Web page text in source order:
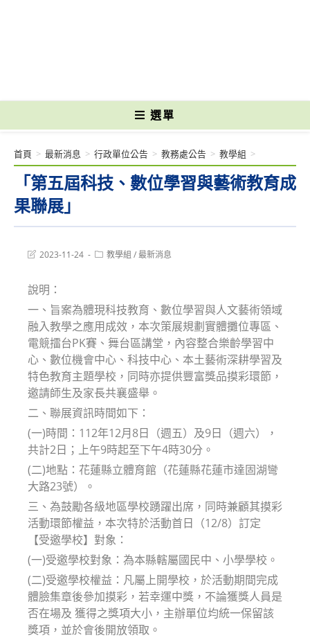
選單
「第五屆科技、數位學習與藝術教育成
果聯展」
首頁 > 最新消息 > 行政單位公告 > 教務處公告 > 教學組 >
Post2023-11-24
Post教學組 /最新消息
說明：
一、旨案為體現科技教育、數位學習與人文藝術領域
融入教學之應用成效，本次策展規劃實體攤位專區、
電競擂台PK賽、舞台區講堂，內容整合樂齡學習中
心、數位機會中心、科技中心、本土藝術深耕學習及
特色教育主題學校，同時亦提供豐富獎品摸彩環節，
邀請師生及家長共襄盛舉。
二、聯展資訊時間如下：
(一)時間：112年12月8日（週五）及9日（週六），
共計2日；上午9時起至下午4時30分。
(二)地點：花蓮縣立體育館（花蓮縣花蓮市達固湖彎
大路23號）。
三、為鼓勵各級地區學校踴躍出席，同時兼顧其摸彩
活動環節權益，本次特於活動首日（12/8）訂定
【受邀學校】對象：
(一)受邀學校對象：為本縣轄屬國民中、小學學校。
(二)受邀學校權益：凡屬上開學校，於活動期間完成
體臉集章後參加摸彩，若幸運中獎，不論獲獎人員是
否在場及 獲得之獎項大小，主辦單位均統一保留該
獎項，並於會後開放領取。